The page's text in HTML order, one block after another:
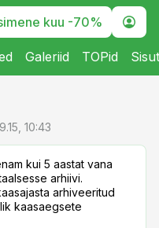
kuu -70%
Galeriid TOPid
10:43
kui 5 aastat vana
arhiivi.
arhiveeritud
kaasaegsete